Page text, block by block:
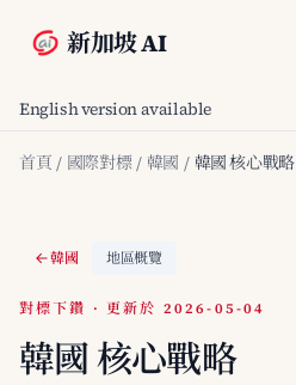
新加坡 AI
English version available
首頁 / 國際對標 / 韓國 / 韓國 核心戰略
韓國 地區概覽
對標下鑽 · 更新於 2026-05-04
韓國 核心戰略